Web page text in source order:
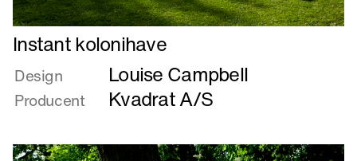
Læs
mere
om
Instant
kolonihave
Instant kolonihave
Design Louise Campbell
Producent Kvadrat A/S